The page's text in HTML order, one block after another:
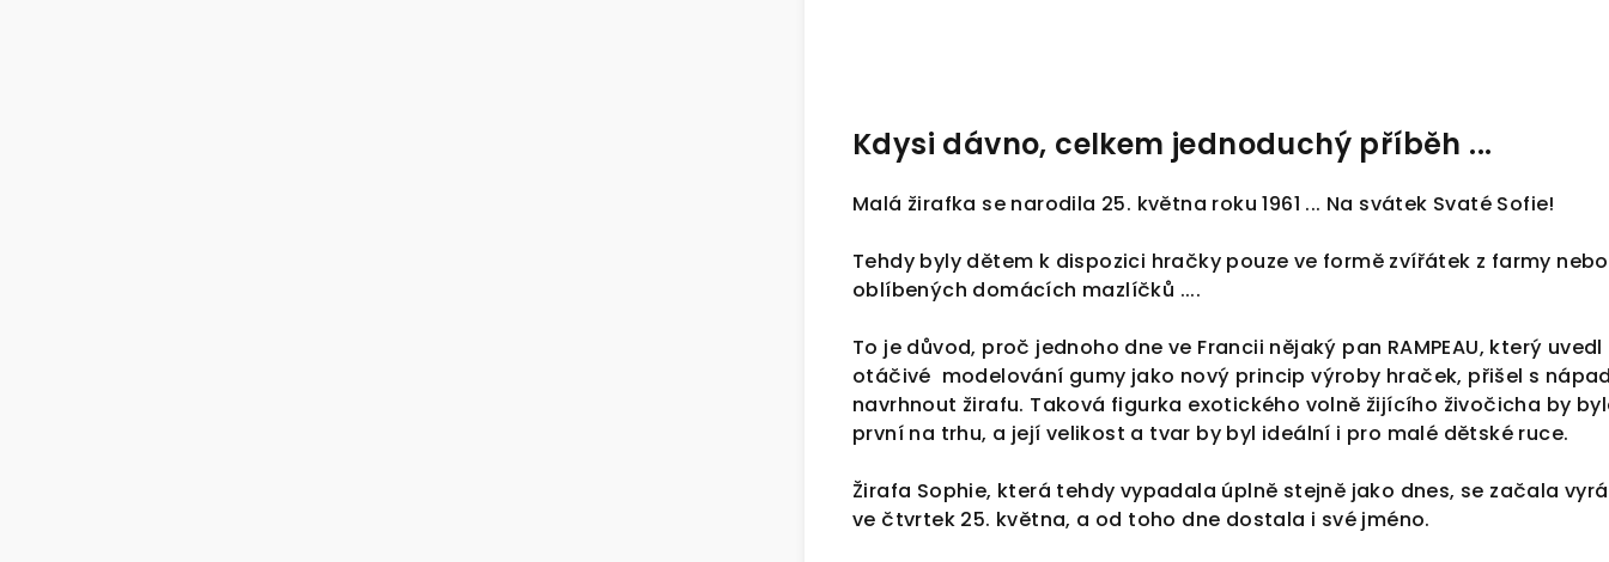
Kdysi dávno, celkem jednoduchý příběh ...
Malá žirafka se narodila 25. května roku 1961 ... Na svátek Svaté Sofie!
Tehdy byly dětem k dispozici hračky pouze ve formě zvířátek z farmy nebo
oblíbených domácích mazlíčků ....
To je důvod, proč jednoho dne ve Francii nějaký pan RAMPEAU, který uvedl
otáčivé modelování gumy jako nový princip výroby hraček, přišel s
navrhnout žirafu. Taková figurka exotického volně žijícího živočicha by
první na trhu, a její velikost a tvar by byl ideální i pro malé dětské ruce.
Žirafa Sophie, která tehdy vypadala úplně stejně jako dnes, se začala
ve čtvrtek 25. května, a od toho dne dostala i své jméno.